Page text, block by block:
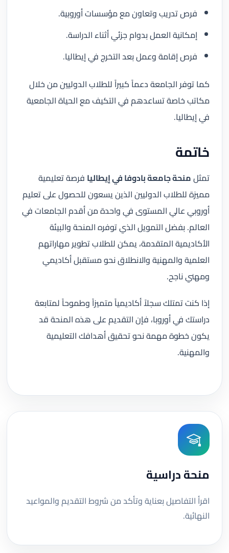
فرص تدريب وتعاون مع مؤسسات أوروبية.
إمكانية العمل بدوام جزئي أثناء الدراسة.
فرص إقامة وعمل بعد التخرج في إيطاليا.
كما توفر الجامعة دعماً كبيراً للطلاب الدوليين من خلال
مكاتب خاصة تساعدهم في التكيف مع الحياة الجامعية
في إيطاليا.
خاتمة
تمثلمنحة جامعة بادوفا في إيطاليا فرصة تعليمية
مميزة للطلاب الدوليين الذين يسعون للحصول على تعليم
أوروبي عالي المستوى في واحدة من أقدم الجامعات في
العالم. بفضل التمويل الذي توفره المنحة والبيئة
الأكاديمية المتقدمة، يمكن للطلاب تطوير مهاراتهم
العلمية والمهنية والانطلاق نحو مستقبل أكاديمي
ومهني ناجح.
إذا كنت تمتلك سجلاً أكاديمياً متميزاً وطموحاً لمتابعة
دراستك في أوروبا، فإن التقديم على هذه المنحة قد
يكون خطوة مهمة نحو تحقيق أهدافك التعليمية
والمهنية.
منحة دراسية
اقرأ التفاصيل بعناية وتأكد من شروط التقديم والمواعيد
النهائية.